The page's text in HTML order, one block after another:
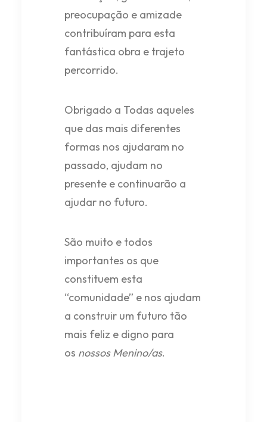
preocupação e amizade
contribuíram para esta
fantástica obra e trajeto
percorrido.
Obrigado a Todas aqueles
que das mais diferentes
formas nos ajudaram no
passado, ajudam no
presente e continuarão a
ajudar no futuro.
São muito e todos
importantes os que
constituem esta
“comunidade” e nos ajudam
a construir um futuro tão
mais feliz e digno para
os nossos Menino/as.